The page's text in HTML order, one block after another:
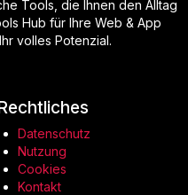
Tools, die Ihnen den Alltag
Hub für Ihre Web & App
volles Potenzial.
Datenschutz
Nutzung
Cookies
Kontakt